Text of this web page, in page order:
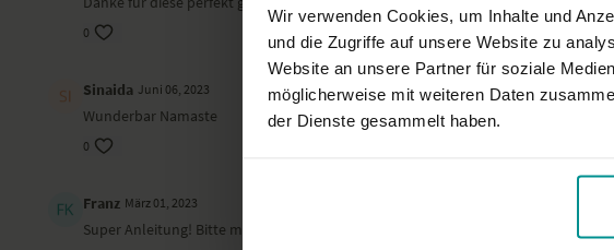
Wir verwenden Cookies, um Inhalte und
und die Zugriffe auf unsere Website zu
Website an unsere Partner für soziale
möglicherweise mit weiteren Daten
der Dienste gesammelt haben.
0
Sinaida Juni 06, 2023
Wunderbar Namaste
0
Franz März 01, 2023
Super Anleitung! Bitte mehr Sessions anbieten.